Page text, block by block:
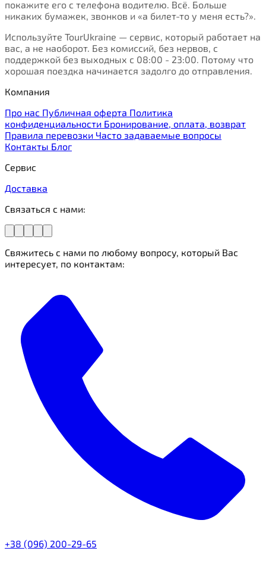
покажите его с телефона водителю. Всё. Больше
никаких бумажек, звонков и «а билет-то у меня есть?».
Используйте TourUkraine — сервис, который работает на
вас, а не наоборот. Без комиссий, без нервов, с
поддержкой без выходных с 08:00 - 23:00. Потому что
хорошая поездка начинается задолго до отправления.
Компания
Про нас Публичная оферта Политика
конфиденциальности Бронирование, оплата, возврат
Правила перевозки Часто задаваемые вопросы
Контакты Блог
Сервис
Доставка
Связаться с нами:
Свяжитесь с нами по любому вопросу, который Вас
интересует, по контактам:
+38 (096) 200-29-65